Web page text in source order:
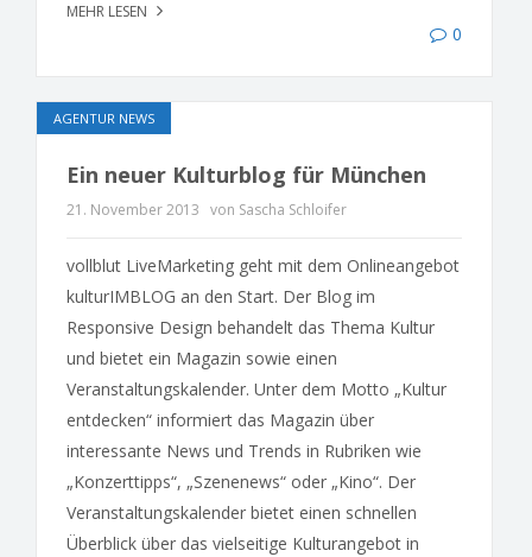
MEHR LESEN
0
AGENTUR NEWS
Ein neuer Kulturblog für München
21. November 2013 von Sascha Schloifer
vollblut LiveMarketing geht mit dem Onlineangebot
kulturIMBLOG an den Start. Der Blog im
Responsive Design behandelt das Thema Kultur
und bietet ein Magazin sowie einen
Veranstaltungskalender. Unter dem Motto „Kultur
entdecken“ informiert das Magazin über
interessante News und Trends in Rubriken wie
„Konzerttipps“, „Szenenews“ oder „Kino“. Der
Veranstaltungskalender bietet einen schnellen
Überblick über das vielseitige Kulturangebot in